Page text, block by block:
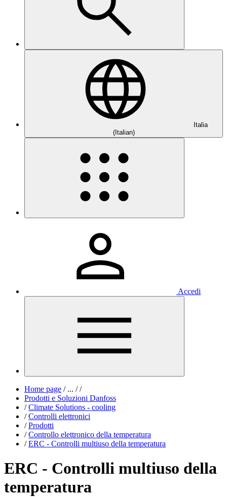
Italia
(Italian)
Accedi
Home page /... / /
Prodotti e Soluzioni Danfoss
/ Climate Solutions - cooling
/ Controlli elettronici
/ Prodotti
/ Controllo elettronico della temperatura
/ ERC - Controlli multiuso della temperatura
ERC - Controlli multiuso della
temperatura